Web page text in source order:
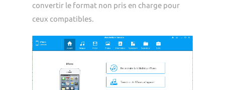
convertir le format non pris en charge pour
ceux compatibles.